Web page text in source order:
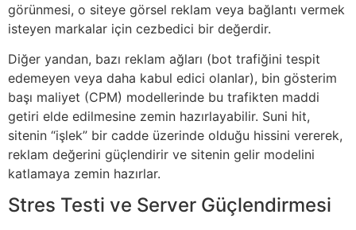
görünmesi, o siteye görsel reklam veya bağlantı vermek
isteyen markalar için cezbedici bir değerdir.
Diğer yandan, bazı reklam ağları (bot trafiğini tespit
edemeyen veya daha kabul edici olanlar), bin gösterim
başı maliyet (CPM) modellerinde bu trafikten maddi
getiri elde edilmesine zemin hazırlayabilir. Suni hit,
sitenin “işlek” bir cadde üzerinde olduğu hissini vererek,
reklam değerini güçlendirir ve sitenin gelir modelini
katlamaya zemin hazırlar.
Stres Testi ve Server Güçlendirmesi